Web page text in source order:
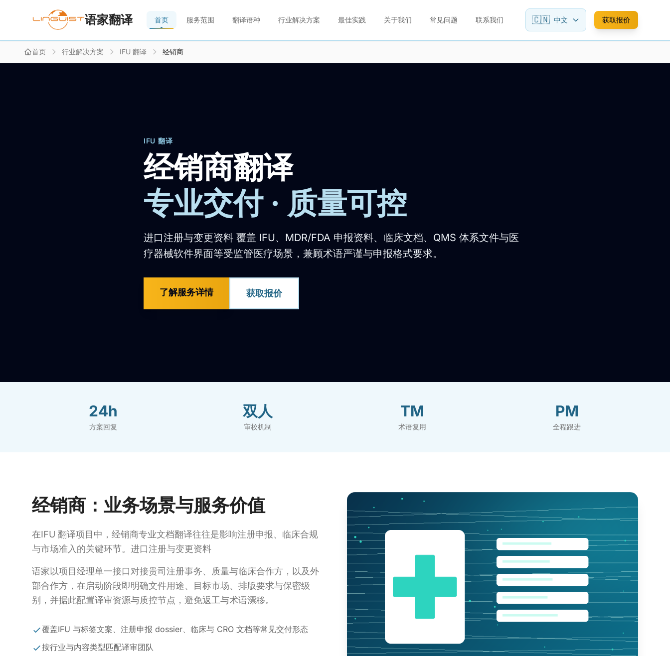
语家翻译 首页 服务范围 翻译语种 行业解决方案 最佳实践 关于我们 常见问题 联系我们 🇨🇳 中文 获取报价
首页 行业解决方案 IFU 翻译 经销商
IFU 翻译
经销商翻译
专业交付 · 质量可控
进口注册与变更资料 覆盖 IFU、MDR/FDA 申报资料、临床文档、QMS 体系文件与医
疗器械软件界面等受监管医疗场景，兼顾术语严谨与申报格式要求。
了解服务详情 获取报价
24h
方案回复
双人
审校机制
TM
术语复用
PM
全程跟进
经销商：业务场景与服务价值
在IFU 翻译项目中，经销商专业文档翻译往往是影响注册申报、临床合规
与市场准入的关键环节。进口注册与变更资料
语家以项目经理单一接口对接贵司注册事务、质量与临床合作方，以及外
部合作方，在启动阶段即明确文件用途、目标市场、排版要求与保密级
别，并据此配置译审资源与质控节点，避免返工与术语漂移。
覆盖IFU 与标签文案、注册申报 dossier、临床与 CRO 文档等常见交付形态
按行业与内容类型匹配译审团队